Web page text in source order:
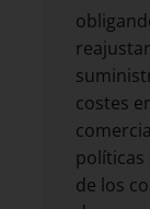
costes
de los